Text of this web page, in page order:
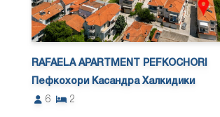
RAFAELA APARTMENT PEFKOCHORI
Пефкохори Касандра Халкидики
6
2